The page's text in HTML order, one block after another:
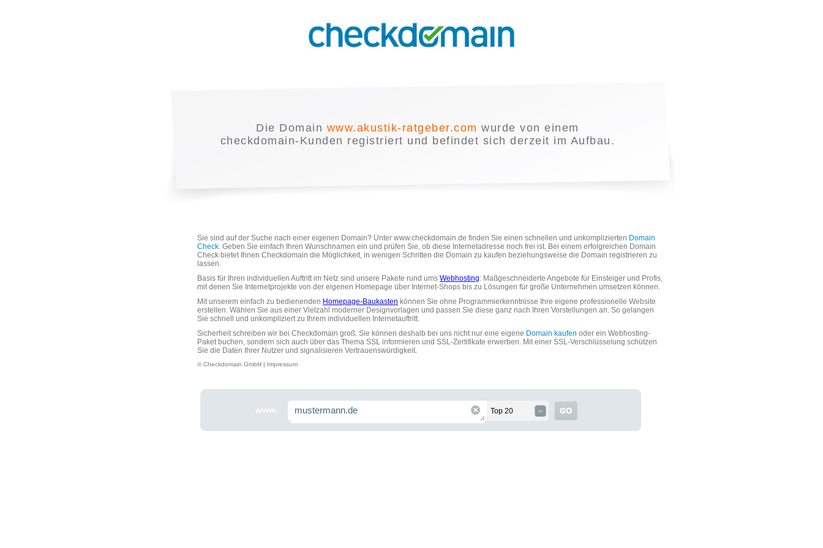
Die Domain www.akustik-ratgeber.com wurde von einem
checkdomain-Kunden registriert und befindet sich derzeit im Aufbau.
Sie sind auf der Suche nach einer eigenen Domain? Unter www.checkdomain.de finden Sie einen schnellen und unkomplizierten Domain
Check. Geben Sie einfach Ihren Wunschnamen ein und prüfen Sie, ob diese Internetadresse noch frei ist. Bei einem erfolgreichen Domain
Check bietet Ihnen Checkdomain die Möglichkeit, in wenigen Schritten die Domain zu kaufen beziehungsweise die Domain registrieren zu
lassen.
Basis für Ihren individuellen Auftritt im Netz sind unsere Pakete rund ums Webhosting: Maßgeschneiderte Angebote für Einsteiger und Profis,
mit denen Sie Internetprojekte von der eigenen Homepage über Internet-Shops bis zu Lösungen für große Unternehmen umsetzen können.
Mit unserem einfach zu bedienenden Homepage-Baukasten können Sie ohne Programmierkenntnisse Ihre eigene professionelle Website
erstellen. Wählen Sie aus einer Vielzahl moderner Designvorlagen und passen Sie diese ganz nach Ihren Vorstellungen an. So gelangen
Sie schnell und unkompliziert zu Ihrem individuellen Internetauftritt.
Sicherheit schreiben wir bei Checkdomain groß. Sie können deshalb bei uns nicht nur eine eigene Domain kaufen oder ein Webhosting-
Paket buchen, sondern sich auch über das Thema SSL informieren und SSL-Zertifikate erwerben. Mit einer SSL-Verschlüsselung schützen
Sie die Daten Ihrer Nutzer und signalisieren Vertrauenswürdigkeit.
© Checkdomain GmbH | Impressum
www. Top 20